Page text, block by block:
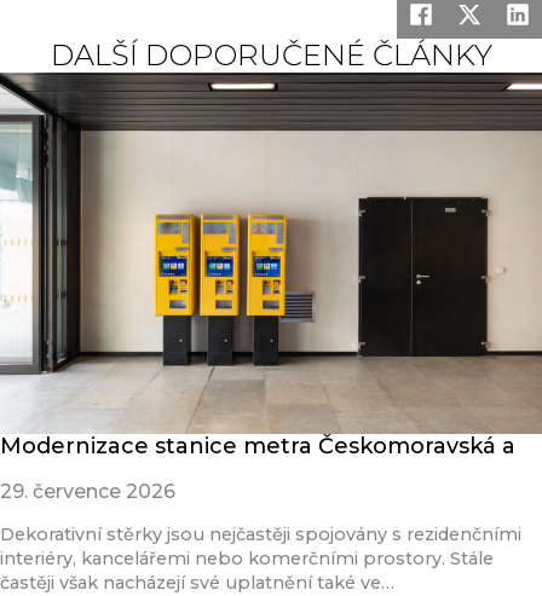
DALŠÍ DOPORUČENÉ ČLÁNKY
Modernizace stanice metra Českomoravská a
29. července 2026
Dekorativní stěrky jsou nejčastěji spojovány s rezidenčními
interiéry, kancelářemi nebo komerčními prostory. Stále
častěji však nacházejí své uplatnění také ve…